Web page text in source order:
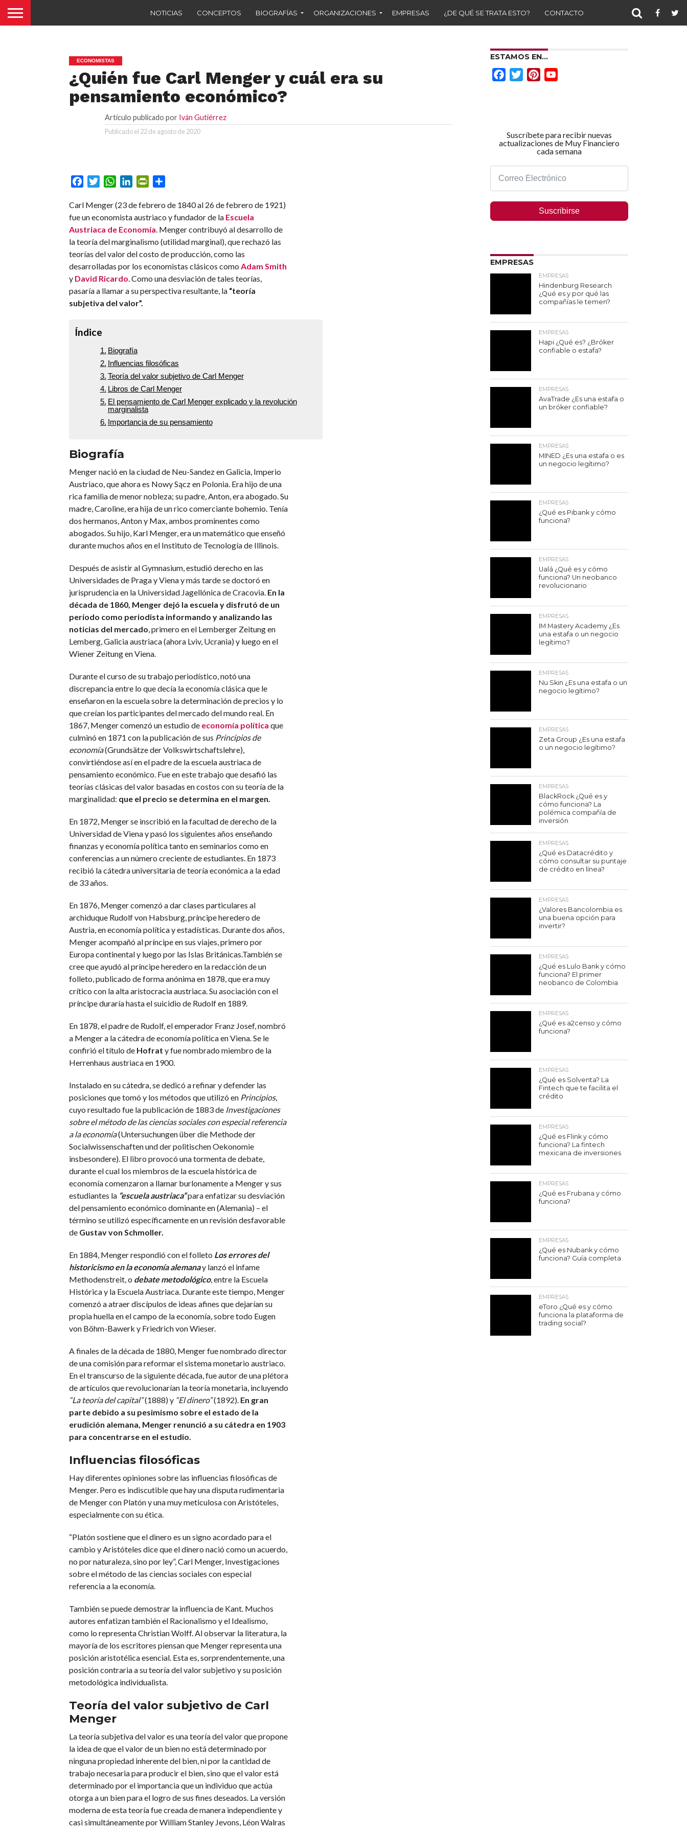
NOTICIAS CONCEPTOS BIOGRAFÍAS ORGANIZACIONES EMPRESAS ¿DE QUÉ SE TRATA ESTO? CONTACTO
ECONOMISTAS
¿Quién fue Carl Menger y cuál era su
pensamiento económico?
Artículo publicado por Iván Gutiérrez
Publicado el 22 de agosto de 2020
FacebookTwitterWhatsApp
LinkedInPrintFriendly
Carl Menger (23 de febrero de 1840 al 26 de febrero de 1921)
fue un economista austriaco y fundador de la Escuela
Austriaca de Economía. Menger contribuyó al desarrollo de
la teoría del marginalismo (utilidad marginal), que rechazó las
teorías del valor del costo de producción, como las
desarrolladas por los economistas clásicos como Adam Smith
y David Ricardo. Como una desviación de tales teorías,
pasaría a llamar a su perspectiva resultante, la “teoría
subjetiva del valor”.
Índice
Biografía
Influencias filosóficas
Teoría del valor subjetivo de Carl Menger
Libros de Carl Menger
El pensamiento de Carl Menger explicado y la revolución
marginalista
Importancia de su pensamiento
Biografía
Menger nació en la ciudad de Neu-Sandez en Galicia, Imperio
Austriaco, que ahora es Nowy Sącz en Polonia. Era hijo de una
rica familia de menor nobleza; su padre, Anton, era abogado. Su
madre, Caroline, era hija de un rico comerciante bohemio. Tenía
dos hermanos, Anton y Max, ambos prominentes como
abogados. Su hijo, Karl Menger, era un matemático que enseñó
durante muchos años en el Instituto de Tecnología de Illinois.
Después de asistir al Gymnasium, estudió derecho en las
Universidades de Praga y Viena y más tarde se doctoró en
jurisprudencia en la Universidad Jagellónica de Cracovia. En la
década de 1860, Menger dejó la escuela y disfrutó de un
período como periodista informando y analizando las
noticias del mercado, primero en el Lemberger Zeitung en
Lemberg, Galicia austriaca (ahora Lviv, Ucrania) y luego en el
Wiener Zeitung en Viena.
Durante el curso de su trabajo periodístico, notó una
discrepancia entre lo que decía la economía clásica que le
enseñaron en la escuela sobre la determinación de precios y lo
que creían los participantes del mercado del mundo real. En
1867, Menger comenzó un estudio de economía política que
culminó en 1871 con la publicación de sus Principios de
economía(Grundsätze der Volkswirtschaftslehre),
convirtiéndose así en el padre de la escuela austriaca de
pensamiento económico. Fue en este trabajo que desafió las
teorías clásicas del valor basadas en costos con su teoría de la
marginalidad: que el precio se determina en el margen.
En 1872, Menger se inscribió en la facultad de derecho de la
Universidad de Viena y pasó los siguientes años enseñando
finanzas y economía política tanto en seminarios como en
conferencias a un número creciente de estudiantes. En 1873
recibió la cátedra universitaria de teoría económica a la edad
de 33 años.
En 1876, Menger comenzó a dar clases particulares al
archiduque Rudolf von Habsburg, príncipe heredero de
Austria, en economía política y estadísticas. Durante dos años,
Menger acompañó al príncipe en sus viajes, primero por
Europa continental y luego por las Islas Británicas.También se
cree que ayudó al príncipe heredero en la redacción de un
folleto, publicado de forma anónima en 1878, que era muy
crítico con la alta aristocracia austriaca. Su asociación con el
príncipe duraría hasta el suicidio de Rudolf en 1889.
En 1878, el padre de Rudolf, el emperador Franz Josef, nombró
a Menger a la cátedra de economía política en Viena. Se le
confirió el título de Hofrat y fue nombrado miembro de la
Herrenhaus austriaca en 1900.
Instalado en su cátedra, se dedicó a refinar y defender las
posiciones que tomó y los métodos que utilizó en Principios,
cuyo resultado fue la publicación de 1883 de Investigaciones
sobre el método de las ciencias sociales con especial referencia
a la economía(Untersuchungen über die Methode der
Socialwissenschaften und der politischen Oekonomie
insbesondere). El libro provocó una tormenta de debate,
durante el cual los miembros de la escuela histórica de
economía comenzaron a llamar burlonamente a Menger y sus
estudiantes la “escuela austriaca”para enfatizar su desviación
del pensamiento económico dominante en (Alemania) – el
término se utilizó específicamente en un revisión desfavorable
de Gustav von Schmoller.
En 1884, Menger respondió con el folleto Los errores del
historicismo en la economía alemanay lanzó el infame
Methodenstreit, o debate metodológico, entre la Escuela
Histórica y la Escuela Austriaca. Durante este tiempo, Menger
comenzó a atraer discípulos de ideas afines que dejarían su
propia huella en el campo de la economía, sobre todo Eugen
von Böhm-Bawerk y Friedrich von Wieser.
A finales de la década de 1880, Menger fue nombrado director
de una comisión para reformar el sistema monetario austriaco.
En el transcurso de la siguiente década, fue autor de una plétora
de artículos que revolucionarían la teoría monetaria, incluyendo
“La teoría del capital”(1888) y “El dinero”(1892). En gran
parte debido a su pesimismo sobre el estado de la
erudición alemana, Menger renunció a su cátedra en 1903
para concentrarse en el estudio.
Influencias filosóficas
Hay diferentes opiniones sobre las influencias filosóficas de
Menger. Pero es indiscutible que hay una disputa rudimentaria
de Menger con Platón y una muy meticulosa con Aristóteles,
especialmente con su ética.
“Platón sostiene que el dinero es un signo acordado para el
cambio y Aristóteles dice que el dinero nació como un acuerdo,
no por naturaleza, sino por ley”, Carl Menger, Investigaciones
sobre el método de las ciencias sociales con especial
referencia a la economía.
También se puede demostrar la influencia de Kant. Muchos
autores enfatizan también el Racionalismo y el Idealismo,
como lo representa Christian Wolff. Al observar la literatura, la
mayoría de los escritores piensan que Menger representa una
posición aristotélica esencial. Esta es, sorprendentemente, una
posición contraria a su teoría del valor subjetivo y su posición
metodológica individualista.
Teoría del valor subjetivo de Carl
Menger
La teoría subjetiva del valor es una teoría del valor que propone
la idea de que el valor de un bien no está determinado por
ninguna propiedad inherente del bien, ni por la cantidad de
trabajo necesaria para producir el bien, sino que el valor está
determinado por el importancia que un individuo que actúa
otorga a un bien para el logro de sus fines deseados. La versión
moderna de esta teoría fue creada de manera independiente y
casi simultáneamente por William Stanley Jevons, Léon Walras
ESTAMOS EN…
FacebookTwitterPinterest
Suscríbete para recibir nuevas
actualizaciones de Muy Financiero
cada semana
Suscribirse
EMPRESAS
EMPRESAS
Hindenburg Research
¿Qué es y por qué las
compañías le temen?
EMPRESAS
Hapi ¿Qué es? ¿Bróker
confiable o estafa?
EMPRESAS
AvaTrade ¿Es una estafa o
un bróker confiable?
EMPRESAS
MINED ¿Es una estafa o es
un negocio legítimo?
EMPRESAS
¿Qué es Pibank y cómo
funciona?
EMPRESAS
Ualá ¿Qué es y cómo
funciona? Un neobanco
revolucionario
EMPRESAS
IM Mastery Academy ¿Es
una estafa o un negocio
legítimo?
EMPRESAS
Nu Skin ¿Es una estafa o un
negocio legítimo?
EMPRESAS
Zeta Group ¿Es una estafa
o un negocio legítimo?
EMPRESAS
BlackRock ¿Qué es y
cómo funciona? La
polémica compañía de
inversión
EMPRESAS
¿Qué es Datacrédito y
cómo consultar su puntaje
de crédito en línea?
EMPRESAS
¿Valores Bancolombia es
una buena opción para
invertir?
EMPRESAS
¿Qué es Lulo Bank y cómo
funciona? El primer
neobanco de Colombia
EMPRESAS
¿Qué es a2censo y cómo
funciona?
EMPRESAS
¿Qué es Solventa? La
Fintech que te facilita el
crédito
EMPRESAS
¿Qué es Flink y cómo
funciona? La fintech
mexicana de inversiones
EMPRESAS
¿Qué es Frubana y cómo
funciona?
EMPRESAS
¿Qué es Nubank y cómo
funciona? Guía completa
EMPRESAS
eToro ¿Qué es y cómo
funciona la plataforma de
trading social?